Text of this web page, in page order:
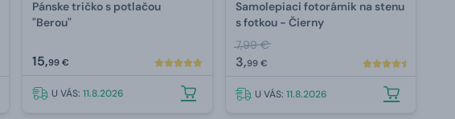
Pánske tričko s potlačou
"Berou"
15,99 €
U VÁS:11.8.2026
Samolepiaci fotorámik na stenu
s fotkou - Čierny
7,99 €
3,99 €
U VÁS:11.8.2026